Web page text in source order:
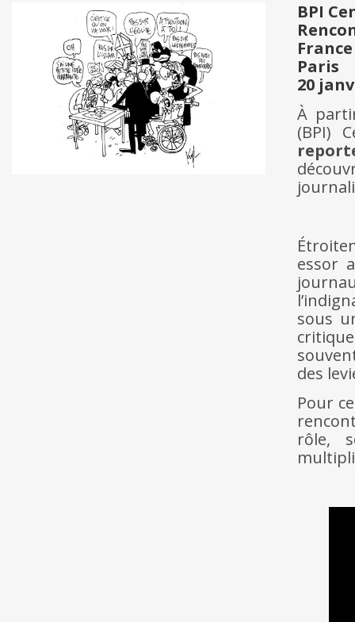
BPI
France
Paris
20
À
(BPI)
essor
sous
des
Pour
rôle,